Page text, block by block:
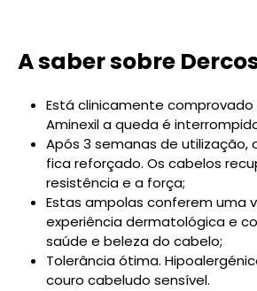
A saber sobre
Está clinicamente comprovado
Aminexil a queda é
Após 3 semanas de utilização,
fica reforçado. Os cabelos
resistência e a força;
Estas ampolas conferem uma
experiência dermatológica e
saúde e beleza do cabelo;
Tolerância ótima.
couro cabeludo sensível.